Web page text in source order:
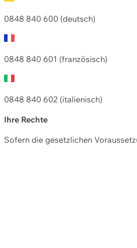
0848 840 600 (deutsch)
0848 840 601 (französisch)
0848 840 602 (italienisch)
Ihre Rechte
Sofern die gesetzlichen